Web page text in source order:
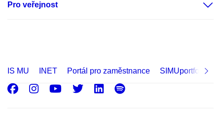
Pro veřejnost
IS MU INET Portál pro zaměstnance SIMUportfolio
Facebook
Instagram
Youtube
Twitter
LinkedIn
Spotify